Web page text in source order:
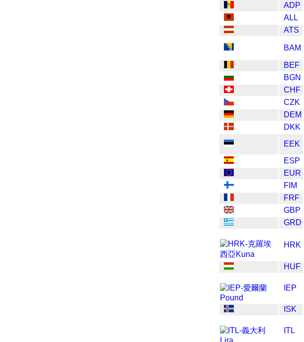
ADP
ALL
ATS
BAM
BEF
BGN
CHF
CZK
DEM
DKK
EEK
ESP
EUR
FIM
FRF
GBP
GRD
HRK
HUF
IEP
ISK
ITL